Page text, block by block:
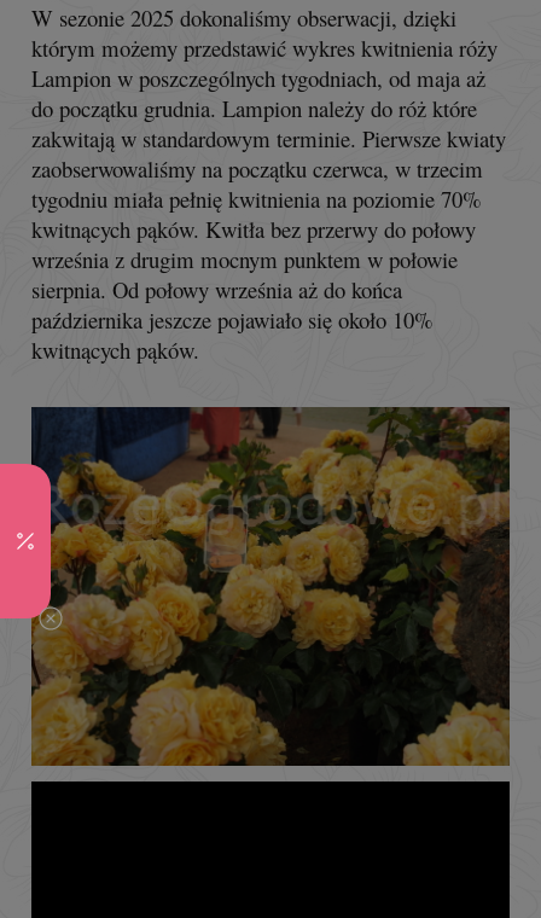
W sezonie 2025 dokonaliśmy obserwacji, dzięki
którym możemy przedstawić wykres kwitnienia róży
Lampion w poszczególnych tygodniach, od maja aż
do początku grudnia. Lampion należy do róż które
zakwitają w standardowym terminie. Pierwsze kwiaty
zaobserwowaliśmy na początku czerwca, w trzecim
tygodniu miała pełnię kwitnienia na poziomie 70%
kwitnących pąków. Kwitła bez przerwy do połowy
września z drugim mocnym punktem w połowie
sierpnia. Od połowy września aż do końca
października jeszcze pojawiało się około 10%
kwitnących pąków.